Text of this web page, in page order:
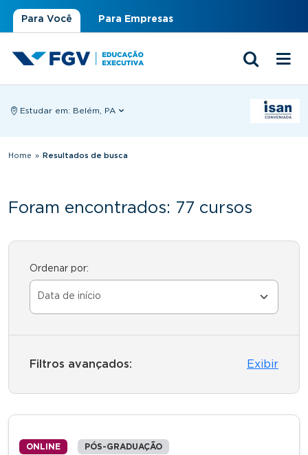
Para Você Para Empresas
Estudar em: Belém, PA
Você está aqui
Home » Resultados de busca
Foram encontrados: 77 cursos
Ordenar por:
Filtros avançados: Exibir
ONLINE PÓS-GRADUAÇÃO